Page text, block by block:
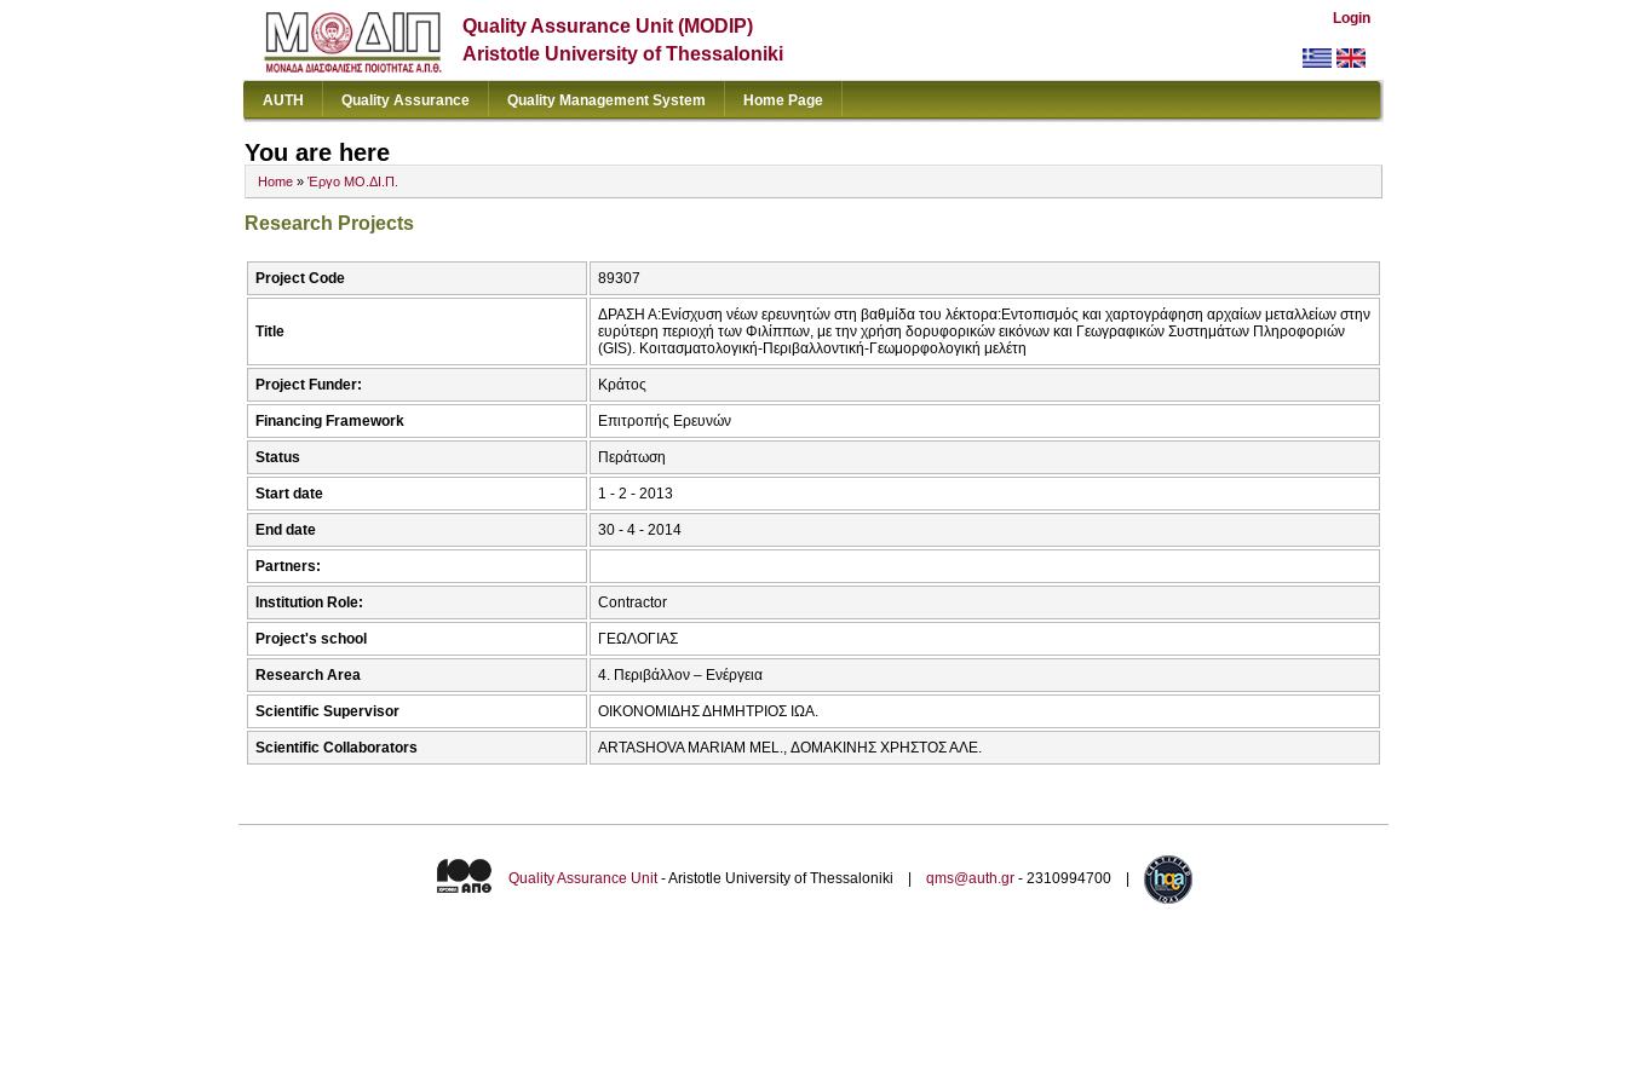
Quality Assurance Unit (MODIP)
Aristotle University of Thessaloniki
Login
AUTH Quality Assurance Quality Management System Home Page
You are here
Home » Έργο ΜΟ.ΔΙ.Π.
Research Projects
Project Code 89307
Title
ΔΡΑΣΗ Α:Ενίσχυση νέων ερευνητών στη βαθμίδα του λέκτορα:Εντοπισμός και χαρτογράφηση αρχαίων μεταλλείων στην
ευρύτερη περιοχή των Φιλίππων, με την χρήση δορυφορικών εικόνων και Γεωγραφικών Συστημάτων Πληροφοριών
(GIS). Κοιτασματολογική-Περιβαλλοντική-Γεωμορφολογική μελέτη
Project Funder: Κράτος
Financing Framework Επιτροπής Ερευνών
Status Περάτωση
Start date 1 - 2 - 2013
End date 30 - 4 - 2014
Partners:
Institution Role: Contractor
Project's school ΓΕΩΛΟΓΙΑΣ
Research Area 4. Περιβάλλον – Ενέργεια
Scientific Supervisor ΟΙΚΟΝΟΜΙΔΗΣ ΔΗΜΗΤΡΙΟΣ ΙΩΑ.
Scientific Collaborators ARTASHOVA MARIAM MEL., ΔΟΜΑΚΙΝΗΣ ΧΡΗΣΤΟΣ ΑΛΕ.
Quality Assurance Unit- Aristotle University of Thessaloniki | qms@auth.gr- 2310994700 |